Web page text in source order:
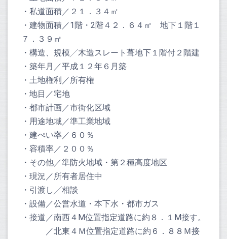
・私道面積／２１．３４㎡
・建物面積／1階・2階４２．６４㎡ 地下１階１
７．３９㎡
・構造、規模╱木造スレート葺地下１階付２階建
・築年月／平成１２年６月築
・土地権利／所有権
・地目／宅地
・都市計画／市街化区域
・用途地域／準工業地域
・建ぺい率／６０％
・容積率／２００％
・その他／準防火地域・第２種高度地区
・現況／所有者居住中
・引渡し╱相談
・設備／公営水道・本下水・都市ガス
・接道／南西４M位置指定道路に約８．１M接す。
／北東４Ｍ位置指定道路に約６．８８Ｍ接